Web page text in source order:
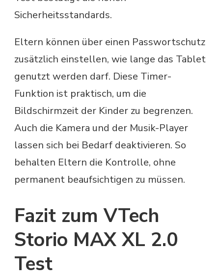
Sicherheitsstandards.
Eltern können über einen Passwortschutz
zusätzlich einstellen, wie lange das Tablet
genutzt werden darf. Diese Timer-
Funktion ist praktisch, um die
Bildschirmzeit der Kinder zu begrenzen.
Auch die Kamera und der Musik-Player
lassen sich bei Bedarf deaktivieren. So
behalten Eltern die Kontrolle, ohne
permanent beaufsichtigen zu müssen.
Fazit zum VTech
Storio MAX XL 2.0
Test